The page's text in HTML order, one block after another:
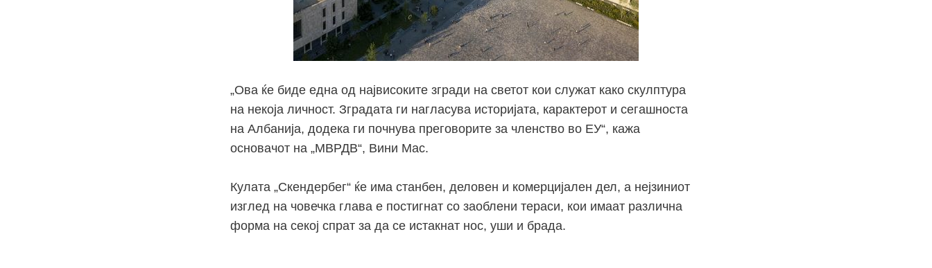
„Ова ќе биде една од највисоките згради на светот кои служат како скулптура
на некоја личност. Зградата ги нагласува историјата, карактерот и сегашноста
на Албанија, додека ги почнува преговорите за членство во ЕУ“, кажа
основачот на „МВРДВ“, Вини Мас.
Кулата „Скендербег“ ќе има станбен, деловен и комерцијален дел, а нејзиниот
изглед на човечка глава е постигнат со заоблени тераси, кои имаат различна
форма на секој спрат за да се истакнат нос, уши и брада.